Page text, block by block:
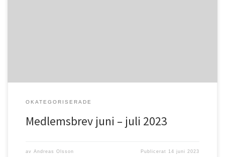
OKATEGORISERADE
Medlemsbrev juni – juli 2023
av Andreas Olsson Publicerat 14 juni 2023